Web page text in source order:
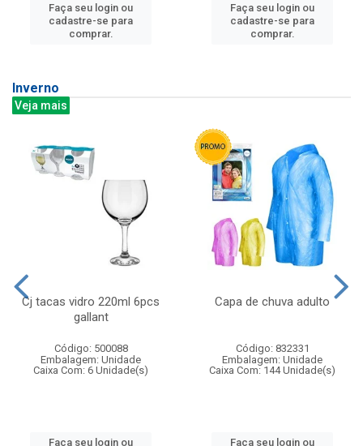
Faça seu login ou
cadastre-se para
comprar.
Faça seu login ou
cadastre-se para
comprar.
Inverno
Veja mais
Cj tacas vidro 220ml 6pcs
gallant
Código: 500088
Embalagem: Unidade
Caixa Com: 6 Unidade(s)
Faça seu login ou
Capa de chuva adulto
Código: 832331
Embalagem: Unidade
Caixa Com: 144 Unidade(s)
Faça seu login ou